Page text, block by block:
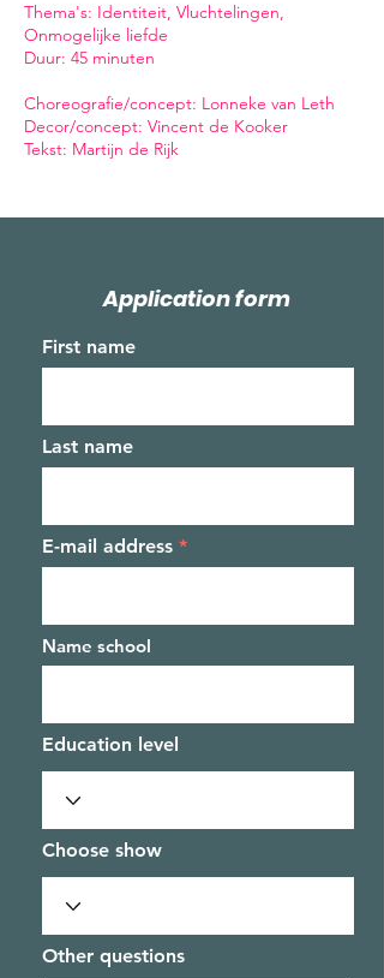
Thema's: Identiteit, Vluchtelingen,
Onmogelijke liefde
Duur: 45 minuten
Choreografie/concept: Lonneke van Leth
Decor/concept: Vincent de Kooker
Tekst: Martijn de Rijk
Application form
First name
Last name
E-mail address
Name school
Education level
Choose show
Other questions